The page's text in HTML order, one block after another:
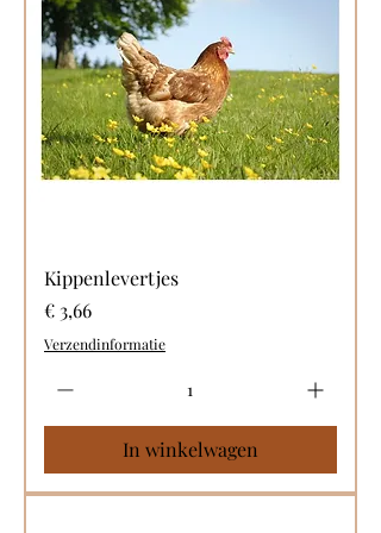
Kippenlevertjes
Prijs
€ 3,66
Verzendinformatie
In winkelwagen